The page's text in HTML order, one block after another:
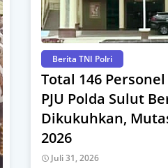
Berita TNI Polri
Total 146
PJU Polda Sulut
Dikukuhkan,
2026
Juli 31, 2026